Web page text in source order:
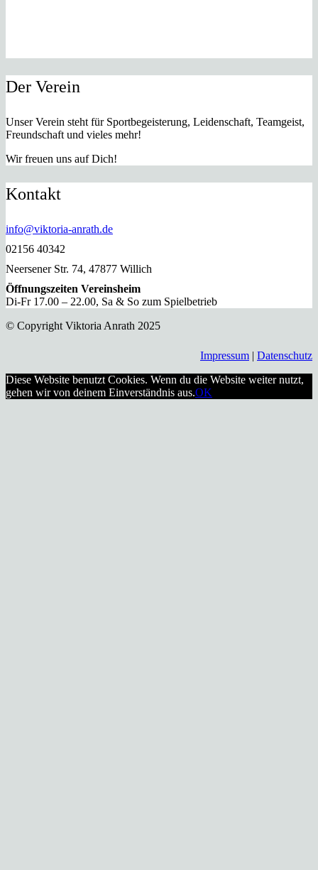
Der Verein
Unser Verein steht für Sportbegeisterung, Leidenschaft, Teamgeist,
Freundschaft und vieles mehr!
Wir freuen uns auf Dich!
Kontakt
info@viktoria-anrath.de
02156 40342
Neersener Str. 74, 47877 Willich
Öffnungszeiten Vereinsheim
Di-Fr 17.00 – 22.00, Sa & So zum Spielbetrieb
© Copyright Viktoria Anrath 2025
Impressum | Datenschutz
Diese Website benutzt Cookies. Wenn du die Website weiter nutzt,
gehen wir von deinem Einverständnis aus.OK